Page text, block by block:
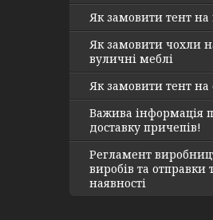
Як замовити тент на
Як замовити чохли
вуличні меблі
Як замовити тент
Важива інформація
доставку причепів!
Регламент
виробів та отправки
наявності